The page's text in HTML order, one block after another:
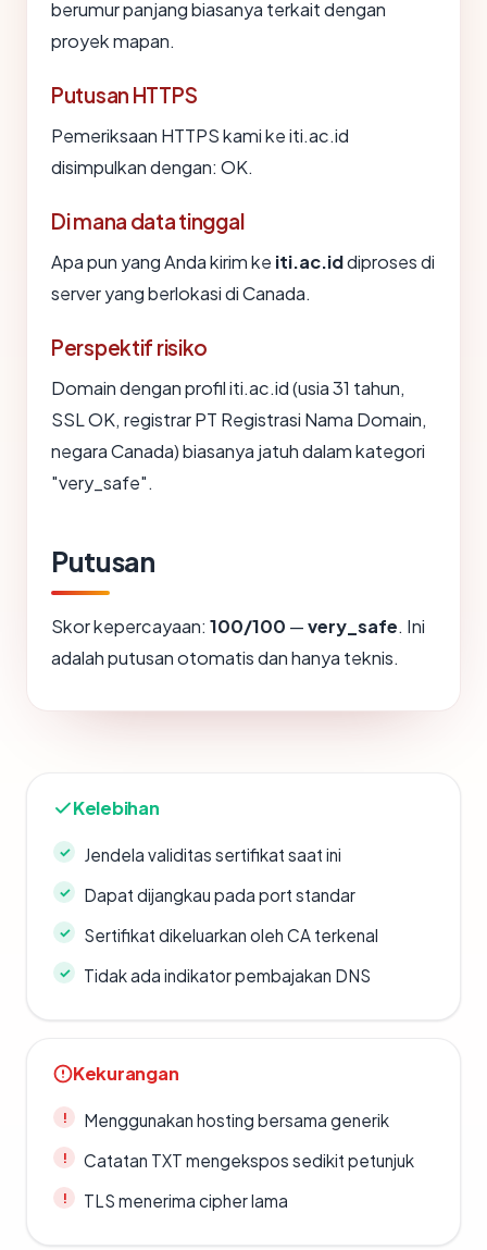
berumur panjang biasanya terkait dengan
proyek mapan.
Putusan HTTPS
Pemeriksaan HTTPS kami ke iti.ac.id
disimpulkan dengan: OK.
Di mana data tinggal
Apa pun yang Anda kirim ke iti.ac.iddiproses di
server yang berlokasi di Canada.
Perspektif risiko
Domain dengan profil iti.ac.id (usia 31 tahun,
SSL OK, registrar PT Registrasi Nama Domain,
negara Canada) biasanya jatuh dalam kategori
"very_safe".
Putusan
Skor kepercayaan: 100/100 —very_safe. Ini
adalah putusan otomatis dan hanya teknis.
Kelebihan
Jendela validitas sertifikat saat ini
Dapat dijangkau pada port standar
Sertifikat dikeluarkan oleh CA terkenal
Tidak ada indikator pembajakan DNS
Kekurangan
Menggunakan hosting bersama generik
Catatan TXT mengekspos sedikit petunjuk
TLS menerima cipher lama